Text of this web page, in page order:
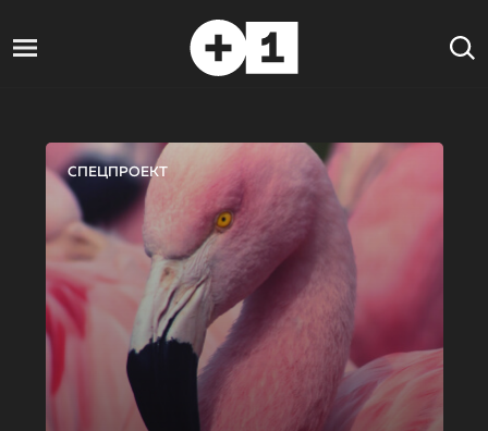
СПЕЦПРОЕКТ